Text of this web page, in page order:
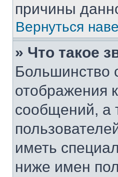
причины
Вернуться
» Что такое
Большинство
отображения
сообщений, а
иметь
ниже имен